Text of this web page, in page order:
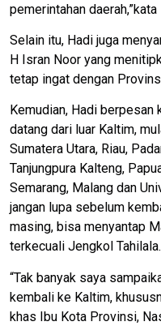
pemerintahan daerah,”kata
Selain itu, Hadi juga
H Isran Noor yang
tetap ingat dengan
Kemudian, Hadi
datang dari luar Kaltim,
Sumatera Utara, Riau,
Tanjungpura Kalteng,
Semarang, Malang dan
jangan lupa sebelum
masing, bisa menyantap
terkecuali Jengkol Tahilala.
“Tak banyak saya
kembali ke Kaltim,
khas Ibu Kota Provinsi,